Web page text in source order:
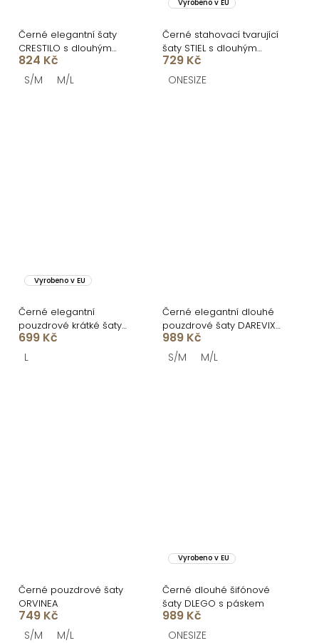
Černé elegantní šaty
CRESTILO s dlouhým
rukávem
824 Kč
S/M M/L
Vyrobeno v EU
Černé stahovací tvarující
šaty STIEL s dlouhým
rukávem
729 Kč
ONESIZE
Vyrobeno v EU
Černé elegantní
pouzdrové krátké šaty
FELUREA s páskem
699 Kč
L
Černé elegantní dlouhé
pouzdrové šaty DAREVIX
s rozparkem
989 Kč
S/M M/L
Černé pouzdrové šaty
ORVINEA
749 Kč
S/M M/L
Vyrobeno v EU
Černé dlouhé šifónové
šaty DLEGO s páskem
989 Kč
ONESIZE